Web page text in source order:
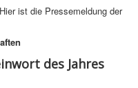
ist die Pressemeldung der
des Jahres